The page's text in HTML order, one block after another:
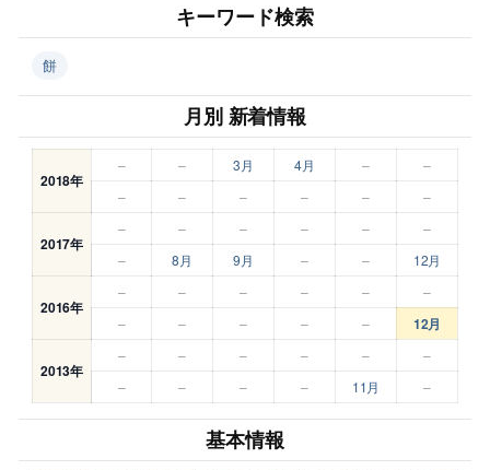
キーワード検索
餅
月別 新着情報
2018年
– – 3月 4月 –
–
–
– – – – –
2017年
– – – – –
–
–
8月 9月 – – 12月
2016年
– – – – –
–
–
– – – – 12月
2013年
– – – – –
–
–
– – – 11月 –
基本情報